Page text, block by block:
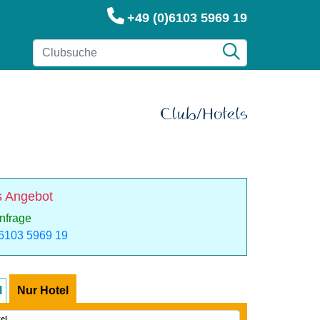
+49 (0)6103 5969 19
Angebot
5969 19
Nur Hotel